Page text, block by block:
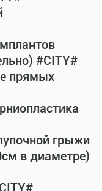
#CITY#
прямых
грыжи
в диаметре)